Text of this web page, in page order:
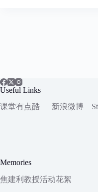
Useful Links
课堂有点酷
新浪微博
Memories
焦建利教授活动花絮